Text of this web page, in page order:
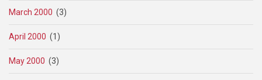
March 2000 (3)
April 2000 (1)
May 2000 (3)